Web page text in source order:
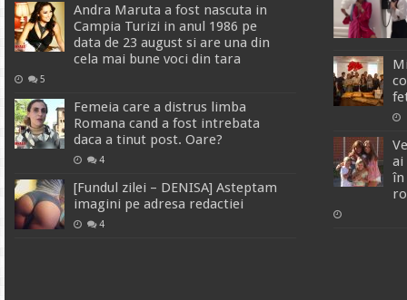
Andra Maruta a fost nascuta in
Campia Turizi in anul 1986 pe
data de 23 august si are una din
cela mai bune voci din tara
5
Femeia care a distrus limba
Romana cand a fost intrebata
daca a tinut post. Oare?
4
[Fundul zilei – DENISA] Asteptam
imagini pe adresa redactiei
4
ai
în